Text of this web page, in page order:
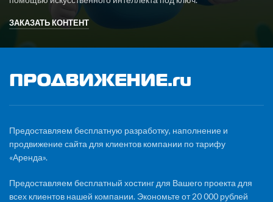
ЗАКАЗАТЬ КОНТЕНТ
Предоставляем бесплатную разработку, наполнение и
продвижение сайта для клиентов компании по тарифу
«Аренда».
Предоставляем бесплатный хостинг для Вашего проекта для
всех клиентов нашей компании. Экономьте от 20 000 рублей